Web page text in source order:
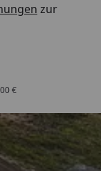
zur
€